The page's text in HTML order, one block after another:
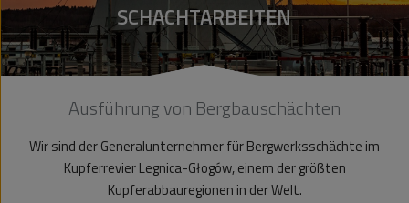
SCHACHTARBEITEN
Ausführung von Bergbauschächten
Wir sind der Generalunternehmer für Bergwerksschächte im
Kupferrevier Legnica-Głogów, einem der größten
Kupferabbauregionen in der Welt.